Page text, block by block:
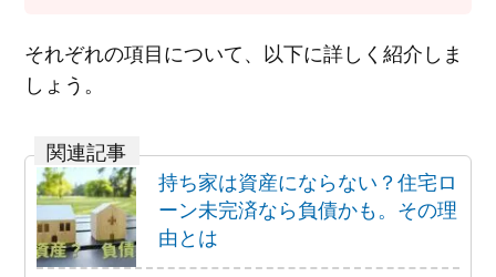
それぞれの項目について、以下に詳しく紹介しま
しょう。
持ち家は資産にならない？住宅ロ
ーン未完済なら負債かも。その理
由とは